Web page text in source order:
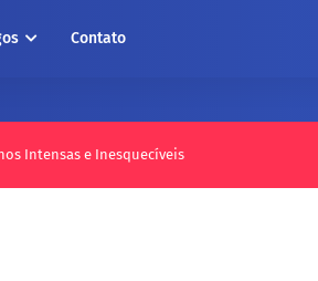
Contato
Intensas e Inesquecíveis